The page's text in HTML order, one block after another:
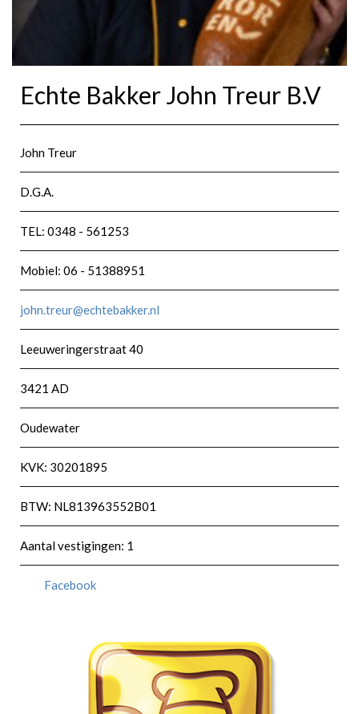
Echte Bakker John Treur B.V
John Treur
D.G.A.
TEL: 0348 - 561253
Mobiel: 06 - 51388951
john.treur@echtebakker.nl
Leeuweringerstraat 40
3421 AD
Oudewater
KVK: 30201895
BTW: NL813963552B01
Aantal vestigingen: 1
Facebook